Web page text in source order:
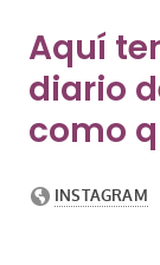
Aquí
diario
como